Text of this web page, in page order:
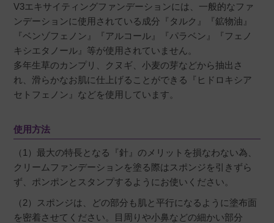
V3エキサイティングファンデーションには、一般的なファ
ンデーションに使用されている成分『タルク』『鉱物油』
『ベンゾフェノン』『アルコール』『パラベン』『フェノ
キシエタノール』等が使用されていません。
多年生草のカンプリ、クヌギ、小麦の芽などから抽出さ
れ、滑らかなお肌に仕上げることができる『ヒドロキシア
セトフェノン』などを使用しています。
使用方法
（1）最大の特長となる『針』のメリットを損なわない為、
クリームファンデーションを塗る際はスポンジを引きずら
ず、ポンポンとスタンプするようにお使いください。
（2）スポンジは、どの部分も肌と平行になるように塗布面
を密着させてください。目周りや小鼻などの細かい部分